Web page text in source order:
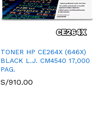
TONER HP CE264X (646X)
BLACK L.J. CM4540 17,000
PAG.
S/910.00